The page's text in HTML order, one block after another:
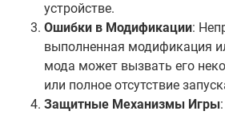
устройстве.
Ошибки в Модификации:
выполненная модификация
мода может вызвать его
или полное отсутствие
Защитные Механизмы Игры